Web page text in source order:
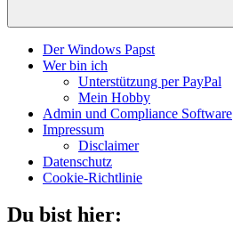
Der Windows Papst
Wer bin ich
Unterstützung per PayPal
Mein Hobby
Admin und Compliance Software
Impressum
Disclaimer
Datenschutz
Cookie-Richtlinie
Du bist hier: